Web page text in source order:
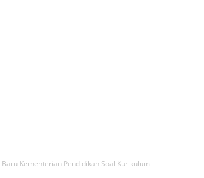
Kementerian Pendidikan Soal Kurikulum